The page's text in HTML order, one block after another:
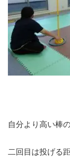
自分より高い棒
二回目は投げる